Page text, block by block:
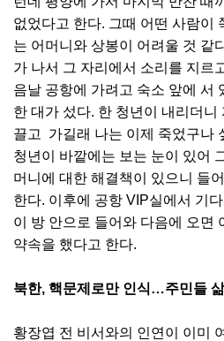
없었다고 한다. 그때 어떤 사람이
는 어머니와 상봉이 어려울 것 같
가 나서 그 자리에서 소리를 지르
음날 공항에 가려고 숙소 앞에 서
한 대가 섰다. 한 청년이 내리더니
끌고 가길래 나는 이제 죽었구나
청년이 바깥에는 보는 눈이 있어
머니에 대한 해결책이 있으니 들
한다. 이후에 공항 VIP실에서 기
이 방 안으로 들어와 다음에 오면
약속을 했다고 한다.
북한, 핵문제로만 인식…주민들
황장엽 전 비서와의 인연이 이미